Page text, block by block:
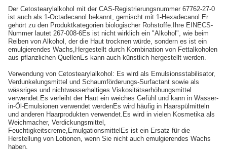
Der Cetostearylalkohol mit der CAS-Registrierungsnummer 67762-27-0
ist auch als 1-Octadecanol bekannt, gemischt mit 1-Hexadecanol.Er
gehört zu den Produktkategorien biologischer Rohstoffe.Ihre EINECS-
Nummer lautet 267-008-6Es ist nicht wirklich ein "Alkohol", wie beim
Reiben von Alkohol, der die Haut trocknen würde, sondern es ist ein
emulgierendes Wachs,Hergestellt durch Kombination von Fettalkoholen
aus pflanzlichen QuellenEs kann auch künstlich hergestellt werden.
Verwendung von Cetostearylalkohol: Es wird als Emulsionsstabilisator,
Verdunkelungsmittel und Schaumförderungs-Surfactant sowie als
wässriges und nichtwasserhaltiges Viskositätserhöhungsmittel
verwendet.Es verleiht der Haut ein weiches Gefühl und kann in Wasser-
in-Öl-Emulsionen verwendet werdenEs wird häufig in Haarspülmitteln
und anderen Haarprodukten verwendet.Es wird in vielen Kosmetika als
Weichmacher, Verdickungsmittel,
Feuchtigkeitscreme,EmulgationsmittelEs ist ein Ersatz für die
Herstellung von Lotionen, wenn Sie nicht auch emulgierendes Wachs
haben.